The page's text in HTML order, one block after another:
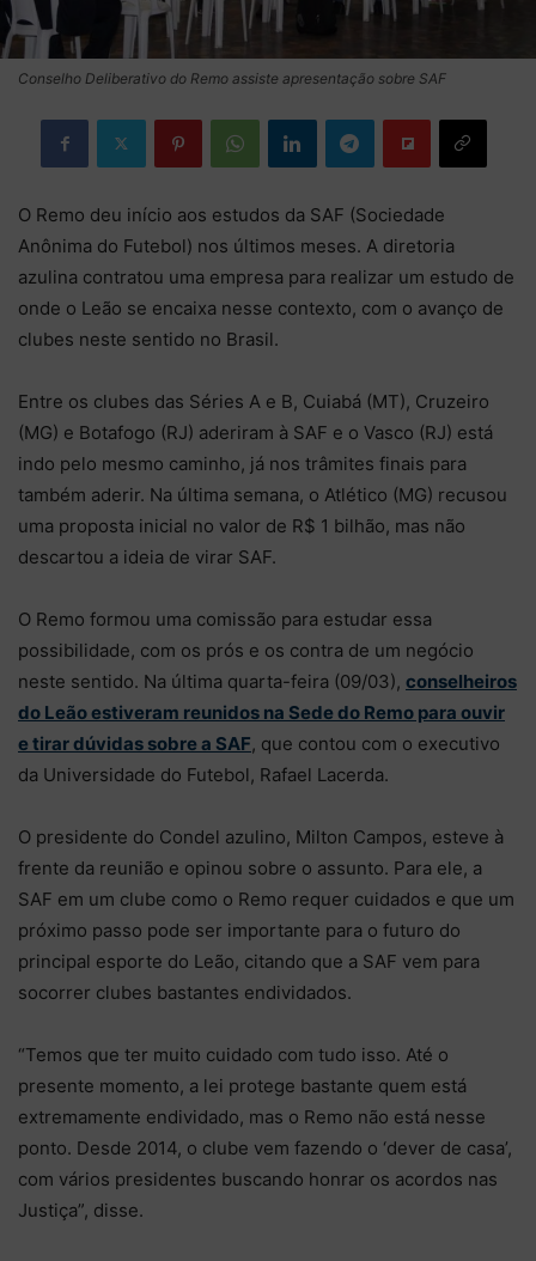
Conselho Deliberativo do Remo assiste apresentação sobre SAF
O Remo deu início aos estudos da SAF (Sociedade
Anônima do Futebol) nos últimos meses. A diretoria
azulina contratou uma empresa para realizar um estudo de
onde o Leão se encaixa nesse contexto, com o avanço de
clubes neste sentido no Brasil.
Entre os clubes das Séries A e B, Cuiabá (MT), Cruzeiro
(MG) e Botafogo (RJ) aderiram à SAF e o Vasco (RJ) está
indo pelo mesmo caminho, já nos trâmites finais para
também aderir. Na última semana, o Atlético (MG) recusou
uma proposta inicial no valor de R$ 1 bilhão, mas não
descartou a ideia de virar SAF.
O Remo formou uma comissão para estudar essa
possibilidade, com os prós e os contra de um negócio
neste sentido. Na última quarta-feira (09/03), conselheiros
do Leão estiveram reunidos na Sede do Remo para ouvir
e tirar dúvidas sobre a SAF, que contou com o executivo
da Universidade do Futebol, Rafael Lacerda.
O presidente do Condel azulino, Milton Campos, esteve à
frente da reunião e opinou sobre o assunto. Para ele, a
SAF em um clube como o Remo requer cuidados e que um
próximo passo pode ser importante para o futuro do
principal esporte do Leão, citando que a SAF vem para
socorrer clubes bastantes endividados.
“Temos que ter muito cuidado com tudo isso. Até o
presente momento, a lei protege bastante quem está
extremamente endividado, mas o Remo não está nesse
ponto. Desde 2014, o clube vem fazendo o ‘dever de casa’,
com vários presidentes buscando honrar os acordos nas
Justiça”, disse.